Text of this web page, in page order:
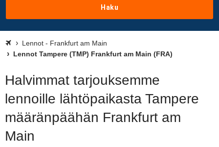
Haku
Lennot - Frankfurt am Main
Lennot Tampere (TMP) Frankfurt am Main (FRA)
Halvimmat tarjouksemme
lennoille lähtöpaikasta Tampere
määränpäähän Frankfurt am
Main